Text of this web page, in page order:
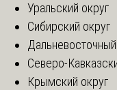
Уральский округ
Сибирский округ
Дальневосточный
Северо-
Крымский округ